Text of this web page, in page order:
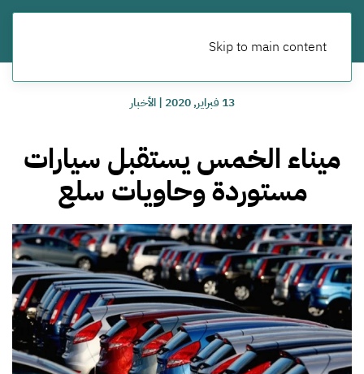
Skip to main content
13 فبراير, 2020 |الأخبار
ميناء الخمس يستقبل سيارات
مستوردة وحاويات سلع